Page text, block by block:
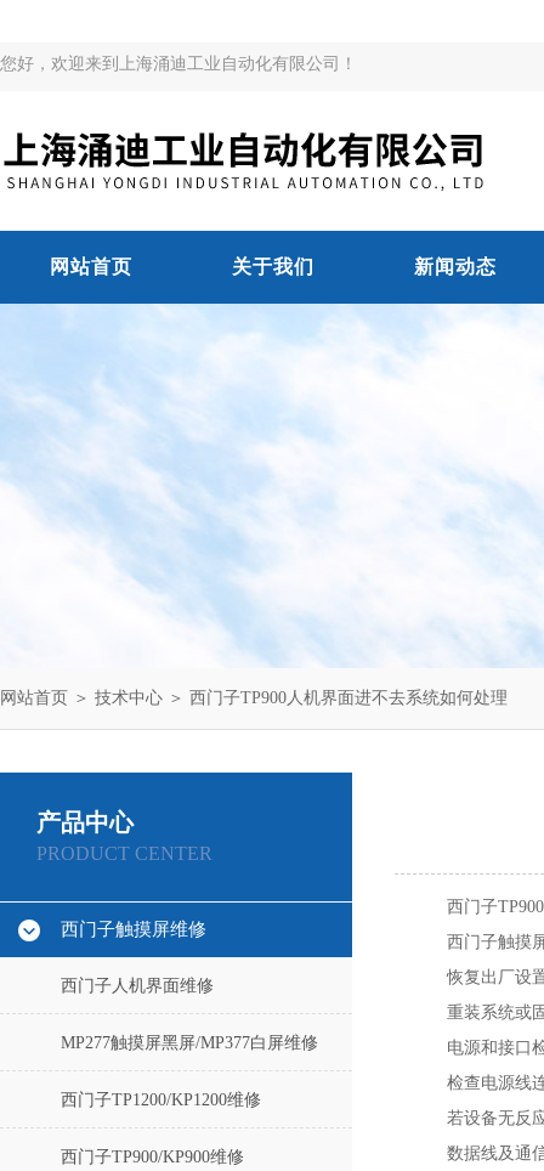
您好，欢迎来到上海涌迪工业自动化有限公司！
网站首页 关于我们 新闻动态
网站首页 ＞ 技术中心 ＞ 西门子TP900人机界面进不去系统如何处理
产品中心
PRODUCT CENTER
西门子触摸屏维修
西门子人机界面维修
MP277触摸屏黑屏/MP377白屏维修
西门子TP1200/KP1200维修
西门子TP900/KP900维修
西门子
西门子触摸
恢复出厂设
重装系统或
电源和接口
检查电源线
若设备无反
数据线及通